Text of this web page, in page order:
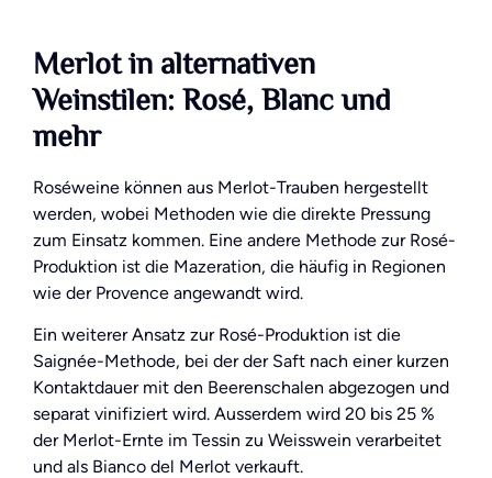
Merlot in alternativen
Weinstilen: Rosé, Blanc und
mehr
Roséweine können aus Merlot-Trauben hergestellt
werden, wobei Methoden wie die direkte Pressung
zum Einsatz kommen. Eine andere Methode zur Rosé-
Produktion ist die Mazeration, die häufig in Regionen
wie der Provence angewandt wird.
Ein weiterer Ansatz zur Rosé-Produktion ist die
Saignée-Methode, bei der der Saft nach einer kurzen
Kontaktdauer mit den Beerenschalen abgezogen und
separat vinifiziert wird. Ausserdem wird 20 bis 25 %
der Merlot-Ernte im Tessin zu Weisswein verarbeitet
und als Bianco del Merlot verkauft.